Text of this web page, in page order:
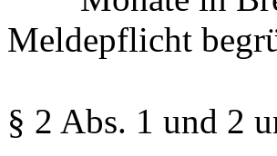
Meldepflicht
§ 2 Abs. 1 und 2